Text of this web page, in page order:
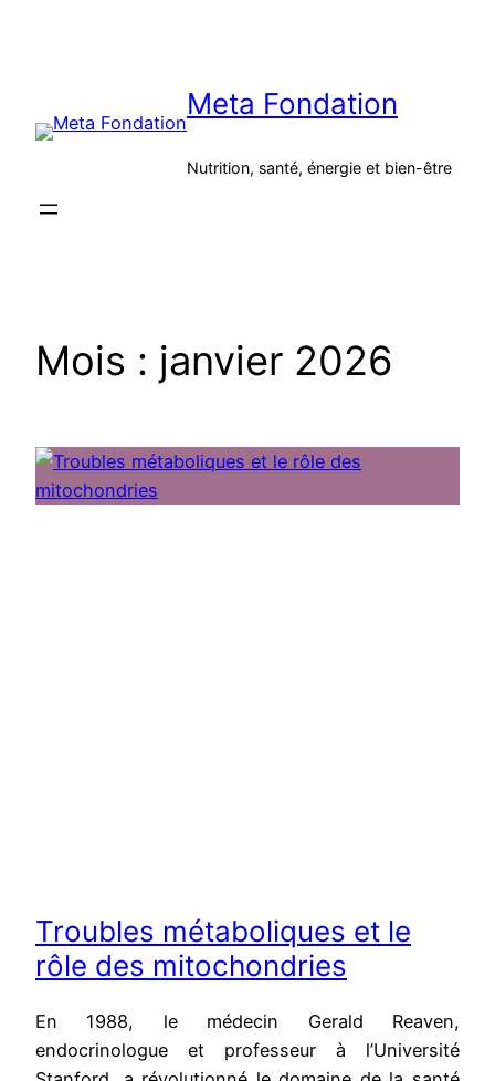
Meta Fondation
Nutrition, santé, énergie et bien-être
Mois : janvier 2026
Troubles métaboliques et le
rôle des mitochondries
En 1988, le médecin Gerald Reaven,
endocrinologue et professeur à l’Université